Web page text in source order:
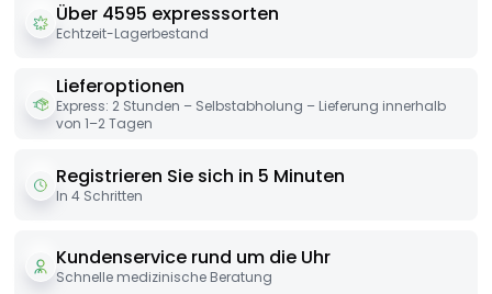
Über 4595 expresssorten
Echtzeit-Lagerbestand
Lieferoptionen
Express: 2 Stunden – Selbstabholung – Lieferung innerhalb
von 1–2 Tagen
Registrieren Sie sich in 5 Minuten
In 4 Schritten
Kundenservice rund um die Uhr
Schnelle medizinische Beratung